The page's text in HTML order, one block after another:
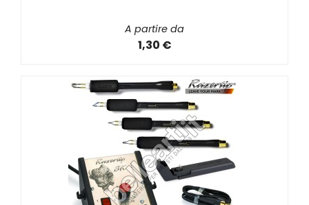
A partire da
1,30 €